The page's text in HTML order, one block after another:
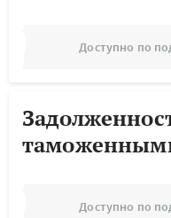
Доступно по
Доступно по